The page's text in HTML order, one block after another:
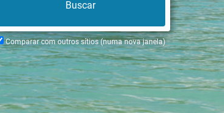
Comparar com outros sítios (numa nova janela)